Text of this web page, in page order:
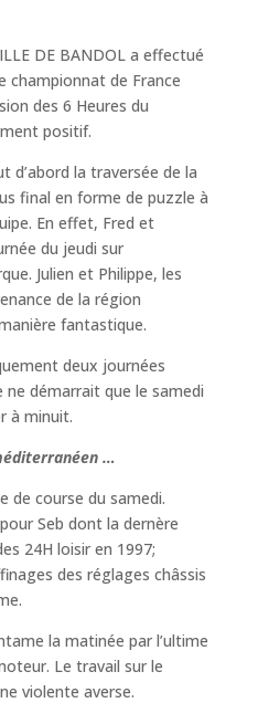
DE BANDOL a effectué
championnat de France
des 6 Heures du
positif.
d’abord la traversée de la
final en forme de puzzle à
En effet, Fred et
du jeudi sur
Julien et Philippe, les
de la région
fantastique.
deux journées
ne démarrait que le samedi
à minuit.
…
de course du samedi.
Seb dont la dernère
24H loisir en 1997;
des réglages châssis
la matinée par l’ultime
Le travail sur le
violente averse.